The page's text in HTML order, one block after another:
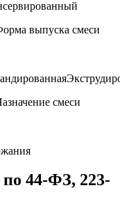
выпуска смеси
смеси
44-ФЗ, 223-